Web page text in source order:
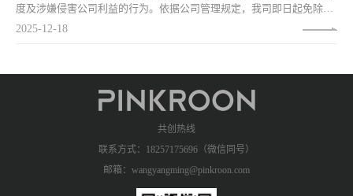
度及涉嫌侵害公司利益的行为。依据公司管理规定，我司即日起免除叶
方青品牌全案事业部负责人职务，暂停其在我司一切工作权限。 特此发
2025-12-18
共创热线
联系方式：18257175696（微信同号）
邮箱：wangyangming@pinkroon.com